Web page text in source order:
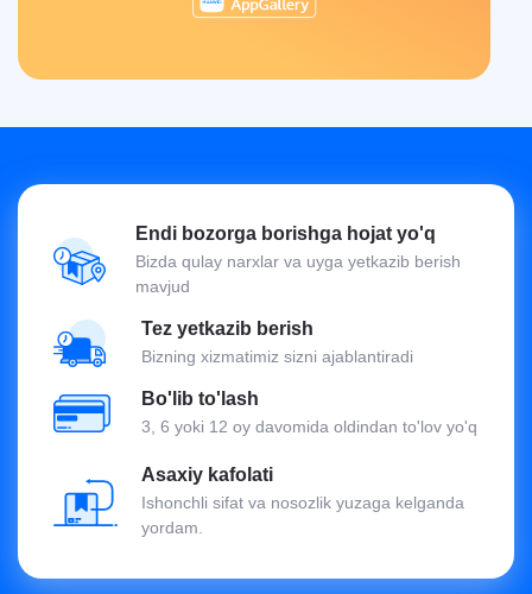
Endi bozorga borishga hojat yo'q
Bizda qulay narxlar va uyga yetkazib berish
mavjud
Tez yetkazib berish
Bizning xizmatimiz sizni ajablantiradi
Bo'lib to'lash
3, 6 yoki 12 oy davomida oldindan to'lov yo'q
Asaxiy kafolati
Ishonchli sifat va nosozlik yuzaga kelganda
yordam.